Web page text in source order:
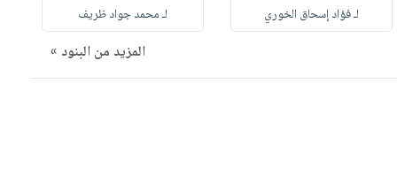
لـ فؤاد إسحاق الخوري
لـ محمد جواد ظريف
المزيد من البنود »